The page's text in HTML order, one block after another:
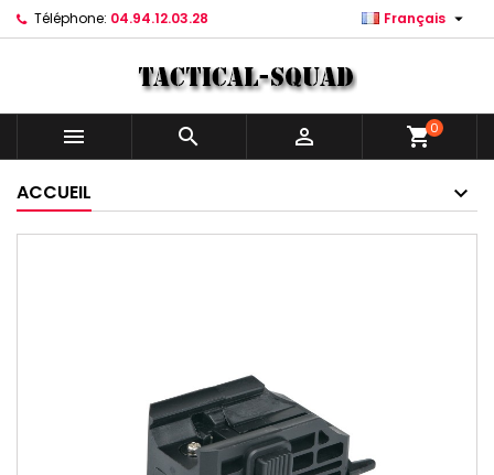
Téléphone: 04.94.12.03.28 Français 
   shopping_cart0
ACCUEIL